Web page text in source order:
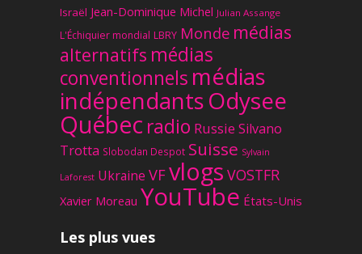
Israël Jean-Dominique Michel Julian Assange
L'Échiquier mondial LBRY Monde médias
alternatifs médias
conventionnels médias
indépendantsOdysee
Québec radio Russie Silvano
Trotta Slobodan Despot Suisse Sylvain
Laforest Ukraine VFvlogs VOSTFR
Xavier Moreau YouTube États-Unis
Les plus vues